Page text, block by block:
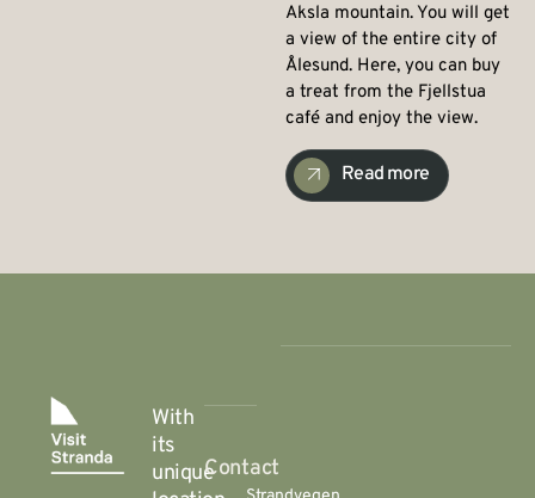
Aksla mountain. You will get
a view of the entire city of
Ålesund. Here, you can buy
a treat from the Fjellstua
café and enjoy the view.
Read more
With
its
uniqueContact